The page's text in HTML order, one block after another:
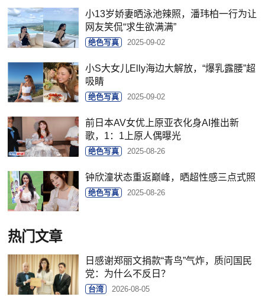
小13岁娇妻晒泳池辣照，潘玮柏一行为让
网友笑侃“求生欲满满”
绝色写真 2025-09-02
小S大女儿Elly海边大解放，“爆乳露腰”超
吸睛
绝色写真 2025-09-02
前日本AV女优上原亚衣化身AI推出新
歌，1：1上原人偶曝光
绝色写真 2025-08-26
钟欣潼状态重返巅峰，晒超性感三点式照
绝色写真 2025-08-26
热门文章
日感谢郑丽文捐款“青鸟”气炸，质问国民
党：为什么不反日？
台湾 2026-08-05